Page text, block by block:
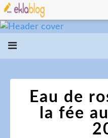
Eau de
la fée